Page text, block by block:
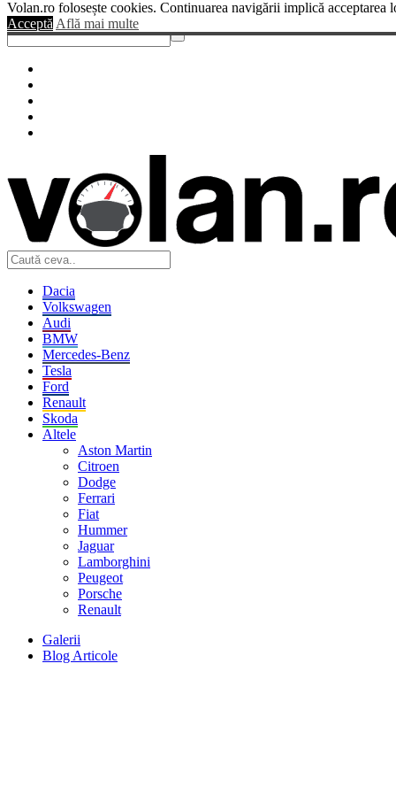
Sendigo
Dacia
Volkswagen
Audi
BMW
Mercedes-Benz
Tesla
Ford
Renault
Skoda
Altele
Aston Martin
Citroen
Dodge
Ferrari
Fiat
Hummer
Jaguar
Lamborghini
Peugeot
Porsche
Renault
Galerii
Blog Articole
Volan.ro folosește cookies. Continuarea navigării implică acceptarea
Acceptă Află mai multe